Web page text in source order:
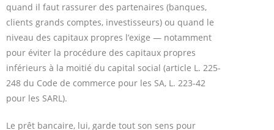
quand il faut rassurer des partenaires (banques,
clients grands comptes, investisseurs) ou quand le
niveau des capitaux propres l’exige — notamment
pour éviter la procédure des capitaux propres
inférieurs à la moitié du capital social (article L. 225-
248 du Code de commerce pour les SA, L. 223-42
pour les SARL).
Le prêt bancaire, lui, garde tout son sens pour